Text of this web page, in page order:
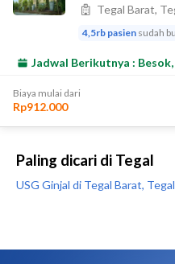
Paling dicari di Tegal
USG Ginjal di Tegal Barat, Tegal